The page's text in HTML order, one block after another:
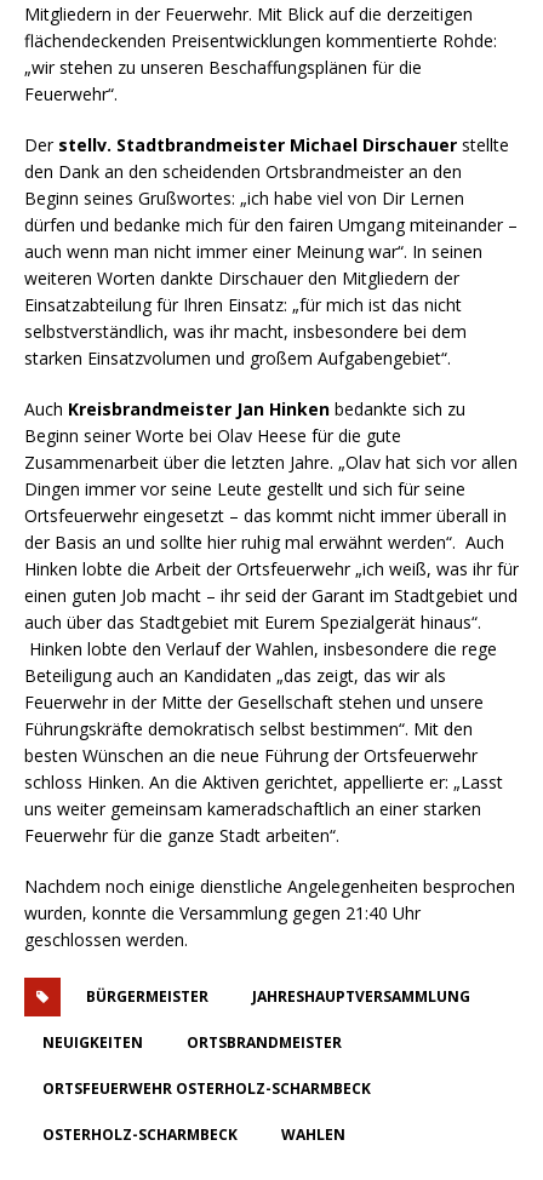
Mitgliedern in der Feuerwehr. Mit Blick auf die derzeitigen
flächendeckenden Preisentwicklungen kommentierte Rohde:
„wir stehen zu unseren Beschaffungsplänen für die
Feuerwehr“.
Der stellv. Stadtbrandmeister Michael Dirschauer stellte
den Dank an den scheidenden Ortsbrandmeister an den
Beginn seines Grußwortes: „ich habe viel von Dir Lernen
dürfen und bedanke mich für den fairen Umgang miteinander –
auch wenn man nicht immer einer Meinung war“. In seinen
weiteren Worten dankte Dirschauer den Mitgliedern der
Einsatzabteilung für Ihren Einsatz: „für mich ist das nicht
selbstverständlich, was ihr macht, insbesondere bei dem
starken Einsatzvolumen und großem Aufgabengebiet“.
Auch Kreisbrandmeister Jan Hinken bedankte sich zu
Beginn seiner Worte bei Olav Heese für die gute
Zusammenarbeit über die letzten Jahre. „Olav hat sich vor allen
Dingen immer vor seine Leute gestellt und sich für seine
Ortsfeuerwehr eingesetzt – das kommt nicht immer überall in
der Basis an und sollte hier ruhig mal erwähnt werden“. Auch
Hinken lobte die Arbeit der Ortsfeuerwehr „ich weiß, was ihr für
einen guten Job macht – ihr seid der Garant im Stadtgebiet und
auch über das Stadtgebiet mit Eurem Spezialgerät hinaus“.
Hinken lobte den Verlauf der Wahlen, insbesondere die rege
Beteiligung auch an Kandidaten „das zeigt, das wir als
Feuerwehr in der Mitte der Gesellschaft stehen und unsere
Führungskräfte demokratisch selbst bestimmen“. Mit den
besten Wünschen an die neue Führung der Ortsfeuerwehr
schloss Hinken. An die Aktiven gerichtet, appellierte er: „Lasst
uns weiter gemeinsam kameradschaftlich an einer starken
Feuerwehr für die ganze Stadt arbeiten“.
Nachdem noch einige dienstliche Angelegenheiten besprochen
wurden, konnte die Versammlung gegen 21:40 Uhr
geschlossen werden.
BÜRGERMEISTER JAHRESHAUPTVERSAMMLUNG
NEUIGKEITEN ORTSBRANDMEISTER
ORTSFEUERWEHR OSTERHOLZ-SCHARMBECK
OSTERHOLZ-SCHARMBECK WAHLEN